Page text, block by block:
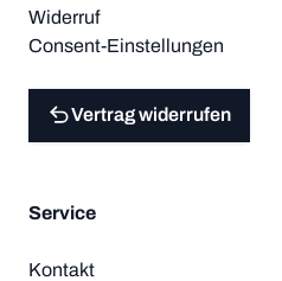
Widerruf
Consent-Einstellungen
Vertrag widerrufen
Service
Kontakt